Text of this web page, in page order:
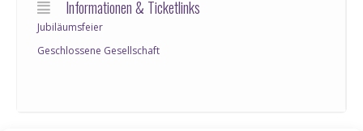
Informationen & Ticketlinks
Jubiläumsfeier
Geschlossene Gesellschaft